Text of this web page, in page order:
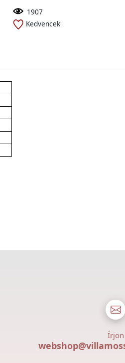
1907
Kedvencek
Írjon